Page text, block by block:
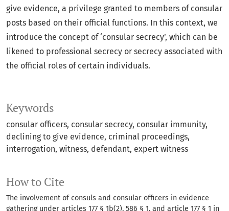
Keywords
consular officers consular secrecy consular immunity
declining to give evidence criminal proceedings
interrogation witness defendant expert witness
How to Cite
The involvement of consuls and consular officers in evidence
gathering under articles 177 § 1b(2), 586 § 1, and article 177 § 1 in
give evidence, a privilege granted to members of consular
posts based on their official functions. In this context, we
introduce the concept of ‘consular secrecy’, which can be
likened to professional secrecy or secrecy associated with
the official roles of certain individuals.